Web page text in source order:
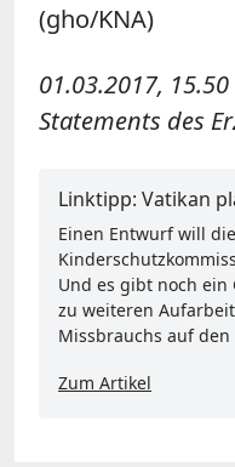
(gho/KNA)
01.03.2017,
Statements des
Linktipp: Vatikan
Einen Entwurf will
Und es gibt noch ein
zu weiteren
Missbrauchs auf
Zum Artikel